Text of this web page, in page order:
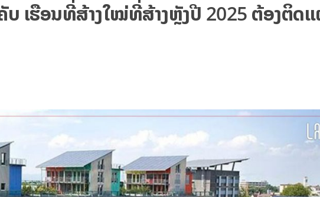
ເຮືອນທີ່ສ້າງໃໝ່ທີ່ສ້າງຫຼັງປີ 2025 ຕ້ອງຕິດແ